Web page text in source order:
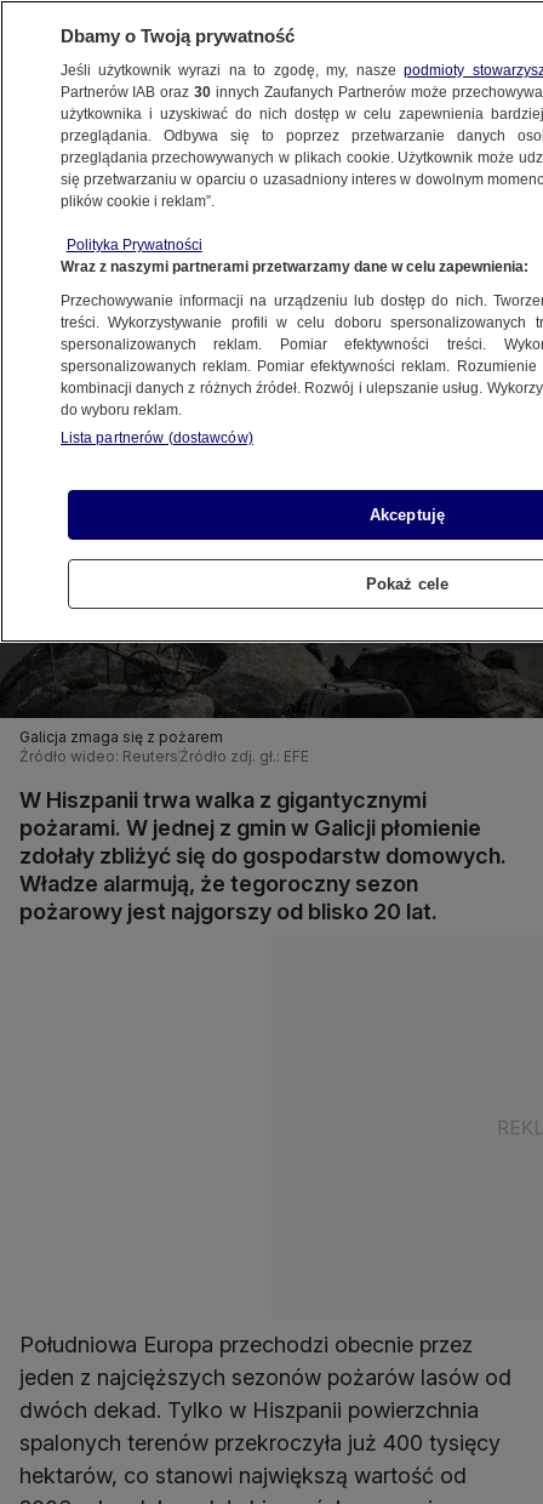
METEO
ŚWIAT
w ogniu"
25.08.2025, 18:45
Udostępnij
Galicja zmaga się z pożarem
Źródło wideo: Reuters Źródło zdj. gł.: EFE
W Hiszpanii trwa walka z gigantycznymi
pożarami. W jednej z gmin w Galicji płomienie
zdołały zbliżyć się do gospodarstw domowych.
Władze alarmują, że tegoroczny sezon
pożarowy jest najgorszy od blisko 20 lat.
Południowa Europa przechodzi obecnie przez
jeden z najcięższych sezonów pożarów lasów od
dwóch dekad. Tylko w Hiszpanii powierzchnia
spalonych terenów przekroczyła już 400 tysięcy
hektarów, co stanowi największą wartość od
Dbamy o Twoją prywatność
Jeśli użytkownik wyrazi na to zgodę, my, naszepodmioty
Partnerów IAB oraz30 innych Zaufanych Partnerów może
użytkownika i uzyskiwać do nich dostęp w celu zapewnienia
przeglądania. Odbywa się to poprzez przetwarzanie danych
przeglądania przechowywanych w plikach cookie. Użytkownik może
się przetwarzaniu w oparciu o uzasadniony interes w dowolnym
plików cookie i reklam”.
Polityka Prywatności
Wraz z naszymi partnerami przetwarzamy dane w celu zapewnienia:
Przechowywanie informacji na urządzeniu lub dostęp do nich.
treści. Wykorzystywanie profili w celu doboru spersonalizowanych
spersonalizowanych reklam. Pomiar efektywności treści.
spersonalizowanych reklam. Pomiar efektywności reklam.
kombinacji danych z różnych źródeł. Rozwój i ulepszanie usług.
do wyboru reklam.
Lista partnerów (dostawców)
Akceptuję
Pokaż cele